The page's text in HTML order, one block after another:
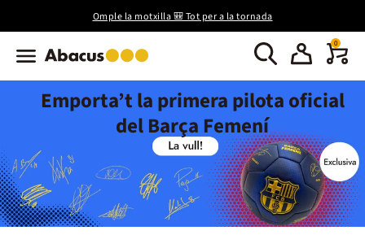
Omple la motxilla 🎒 Tot per a la tornada
0
Emporta’t la primera pilota oficial
del Barça Femení